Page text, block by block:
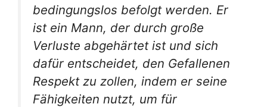
bedingungslos befolgt werden. Er
ist ein Mann, der durch große
Verluste abgehärtet ist und sich
dafür entscheidet, den Gefallenen
Respekt zu zollen, indem er seine
Fähigkeiten nutzt, um für